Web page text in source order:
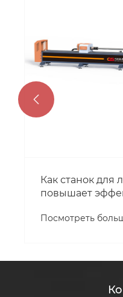
Как станок для
повышает
Посмотреть
